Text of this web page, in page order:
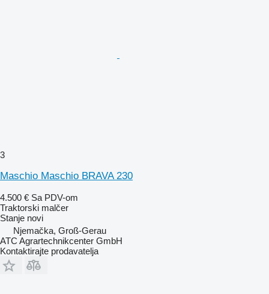
3
Maschio Maschio BRAVA 230
4.500 € Sa PDV-om
Traktorski malčer
Stanje novi
Njemačka, Groß-Gerau
ATC Agrartechnikcenter GmbH
Kontaktirajte prodavatelja